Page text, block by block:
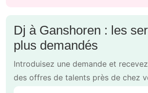
Dj à Ganshoren : les
plus demandés
Introduisez une demande et
des offres de talents près de chez